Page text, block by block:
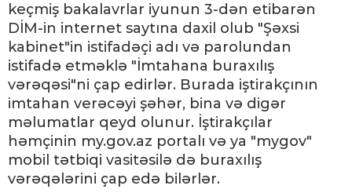
keçmiş bakalavrlar iyunun 3‑dən etibarən
DİM-in internet saytına daxil olub "Şəxsi
kabinet"in istifadəçi adı və parolundan
istifadə etməklə "İmtahana buraxılış
vərəqəsi"ni çap edirlər. Burada iştirakçının
imtahan verəcəyi şəhər, bina və digər
məlumatlar qeyd olunur. İştirakçılar
həmçinin my.gov.az portalı və ya "mygov"
mobil tətbiqi vasitəsilə də buraxılış
vərəqələrini çap edə bilərlər.